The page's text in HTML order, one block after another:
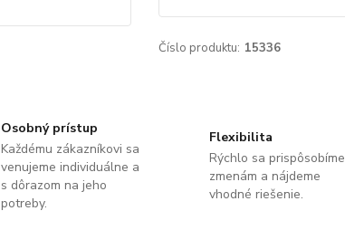
Číslo produktu: 15336
Osobný prístup
Každému zákazníkovi sa
venujeme individuálne a
s dôrazom na jeho
potreby.
Flexibilita
Rýchlo sa prispôsobíme
zmenám a nájdeme
vhodné riešenie.